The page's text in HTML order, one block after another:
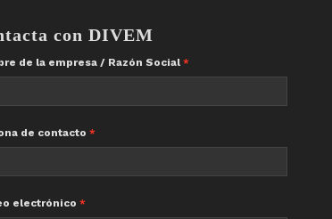
con DIVEM
de la empresa / Razón Social
de contacto
electrónico